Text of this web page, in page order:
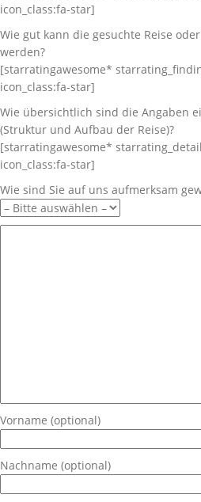
icon_class:fa-star]
Wie gut kann die gesuchte Reise
werden?
[starratingawesome*
icon_class:fa-star]
Wie übersichtlich sind die Angaben
(Struktur und Aufbau der Reise)?
[starratingawesome*
icon_class:fa-star]
Wie sind Sie auf uns aufmerksam
Vorname (optional)
Nachname (optional)